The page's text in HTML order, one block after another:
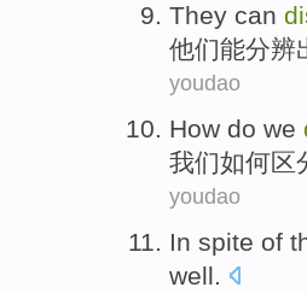
They can
他们能分辨
youdao
How do we
我们如何区
youdao
In spite of
well.